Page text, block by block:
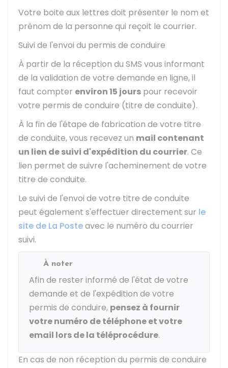
Votre boite aux lettres doit présenter le nom et
prénom de la personne qui reçoit le courrier.
Suivi de l'envoi du permis de conduire
À partir de la réception du SMS vous informant
de la validation de votre demande en ligne, il
faut compter environ 15 jours pour recevoir
votre permis de conduire (titre de conduite).
À la fin de l'étape de fabrication de votre titre
de conduite, vous recevez un mail contenant
un lien de suivi d'expédition du courrier. Ce
lien permet de suivre l'acheminement de votre
titre de conduite.
Le suivi de l'envoi de votre titre de conduite
peut également s'effectuer directement sur le
site de La Posteavec le numéro du courrier
suivi.
À noter
Afin de rester informé de l'état de votre
demande et de l'expédition de votre
permis de conduire, pensez à fournir
votre numéro de téléphone et votre
email lors de la téléprocédure.
En cas de non réception du permis de conduire